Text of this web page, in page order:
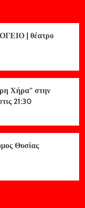
| θέατρο
Χήρα” στην
21:30
Θυσίας